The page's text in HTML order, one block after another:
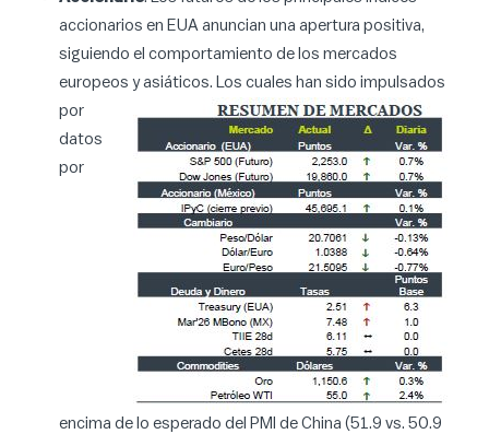
accionarios en EUA anuncian una apertura positiva,
siguiendo el comportamiento de los mercados
europeos y asiáticos. Los cuales han sido impulsados
por
datos
por
encima de lo esperado del PMI de China (51.9 vs. 50.9